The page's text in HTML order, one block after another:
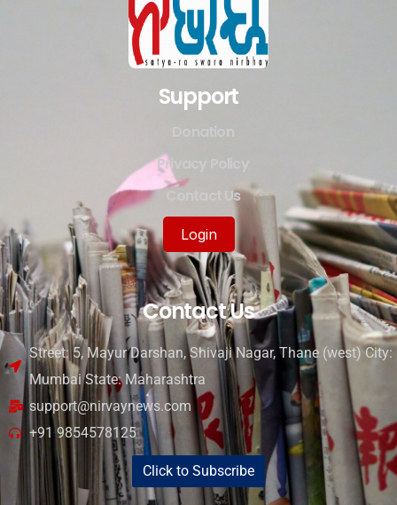
Support
Privacy Policy
Contact Us
Login
Contact Us
Street: 5, Mayur Darshan, Shivaji Nagar, Thane (west) City:
Mumbai State: Maharashtra
support@nirvaynews.com
+91 9854578125
Click to Subscribe